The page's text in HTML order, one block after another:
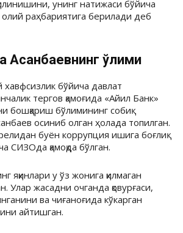
унинг натижаси бўйича
олий раҳбариятига берилади деб
Асанбаевнинг ўлими
бўйича давлат
тергов қамоғида «Айил Банк»
бошқариш бўлимининг собиқ
осиниб олган ҳолада топилган.
буён коррупция ишига боғлиқ
СИЗОда қамоқда бўлган.
яқинлари у ўз жонига қилмаган
Улар жасадни очганда қовурғаси,
ва чиғаноғида кўкарган
айтишган.